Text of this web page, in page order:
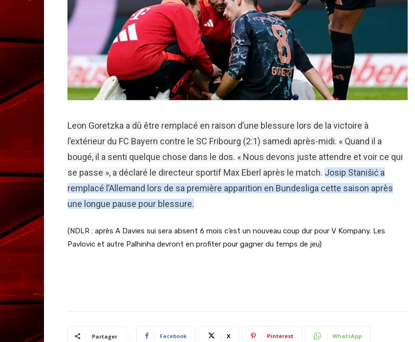
Leon Goretzka a dû être remplacé en raison d’une blessure lors de la victoire à
l’extérieur du FC Bayern contre le SC Fribourg (2:1) samedi après-midi. « Quand il a
bougé, il a senti quelque chose dans le dos. « Nous devons juste attendre et voir ce qui
se passe », a déclaré le directeur sportif Max Eberl après le match. Josip Stanišić a
remplacé l’Allemand lors de sa première apparition en Bundesliga cette saison après
une longue pause pour blessure.
(NDLR : après A Davies sui sera absent 6 mois c’est un nouveau coup dur pour V Kompany. Les
Pavlovic et autre Palhinha devront en profiter pour gagner du temps de jeu)
Partager Facebook X Pinterest WhatsApp